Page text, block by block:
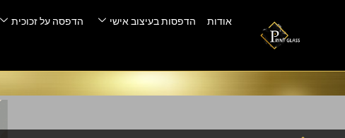
אודות הדפסות בעיצוב אישי הדפסה על זכוכית